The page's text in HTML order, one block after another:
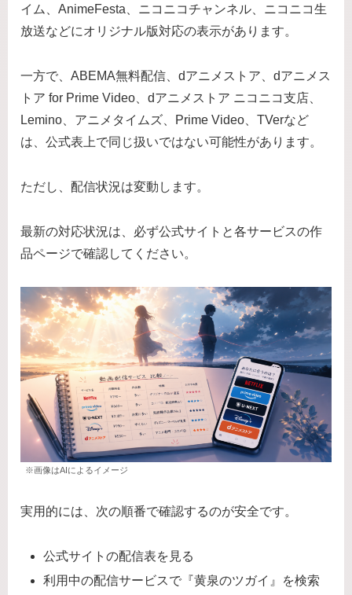
イム、AnimeFesta、ニコニコチャンネル、ニコニコ生
放送などにオリジナル版対応の表示があります。
一方で、ABEMA無料配信、dアニメストア、dアニメス
トア for Prime Video、dアニメストア ニコニコ支店、
Lemino、アニメタイムズ、Prime Video、TVerなど
は、公式表上で同じ扱いではない可能性があります。
ただし、配信状況は変動します。
最新の対応状況は、必ず公式サイトと各サービスの作
品ページで確認してください。
※画像はAIによるイメージ
実用的には、次の順番で確認するのが安全です。
公式サイトの配信表を見る
利用中の配信サービスで『黄泉のツガイ』を検索